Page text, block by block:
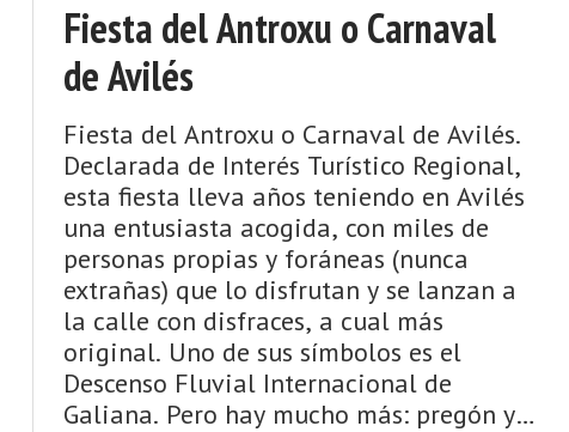
Fiesta del Antroxu o Carnaval
de Avilés
Fiesta del Antroxu o Carnaval de Avilés.
Declarada de Interés Turístico Regional,
esta fiesta lleva años teniendo en Avilés
una entusiasta acogida, con miles de
personas propias y foráneas (nunca
extrañas) que lo disfrutan y se lanzan a
la calle con disfraces, a cual más
original. Uno de sus símbolos es el
Descenso Fluvial Internacional de
Galiana. Pero hay mucho más: pregón y